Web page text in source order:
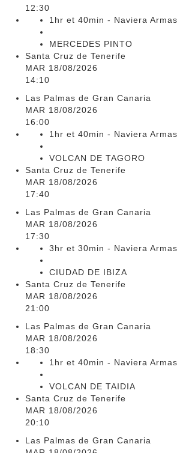
12:30
1hr et 40min - Naviera
MERCEDES PINTO
Santa Cruz de Tenerife
MAR 18/08/2026
14:10
Las Palmas de Gran Canaria
MAR 18/08/2026
16:00
1hr et 40min - Naviera
VOLCAN DE TAGORO
Santa Cruz de Tenerife
MAR 18/08/2026
17:40
Las Palmas de Gran Canaria
MAR 18/08/2026
17:30
3hr et 30min - Naviera
CIUDAD DE IBIZA
Santa Cruz de Tenerife
MAR 18/08/2026
21:00
Las Palmas de Gran Canaria
MAR 18/08/2026
18:30
1hr et 40min - Naviera
VOLCAN DE TAIDIA
Santa Cruz de Tenerife
MAR 18/08/2026
20:10
Las Palmas de Gran Canaria